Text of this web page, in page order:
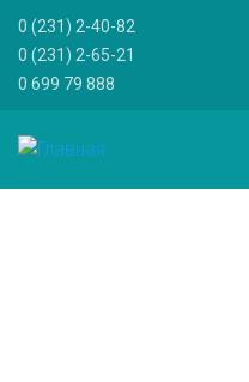
0 (231) 2-40-82
0 (231) 2-65-21
0 699 79 888